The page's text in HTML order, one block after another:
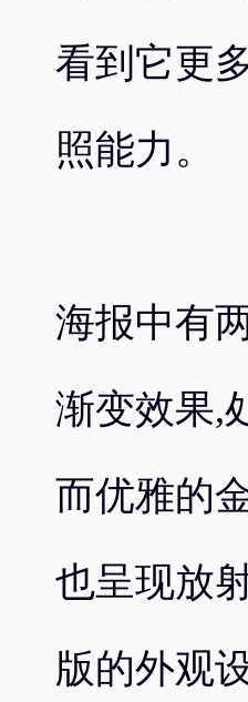
看到它更
照能力。
海报中有
渐变效果,
而优雅的
也呈现放
版的外观